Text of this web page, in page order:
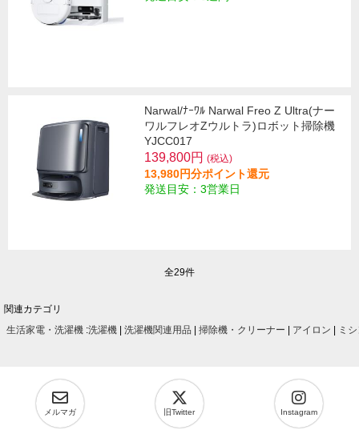
Narwal/ﾅｰﾜﾙ Narwal Freo Z Ultra(ナー
ワルフレオZウルトラ)ロボット掃除機
YJCC017
139,800円 (税込)
13,980円分ポイント還元
発送目安：3営業日
全29件
関連カテゴリ
生活家電・洗濯機 :洗濯機 | 洗濯機関連用品 | 掃除機・クリーナー | アイロン | ミ
メルマガ 旧Twitter Instagram